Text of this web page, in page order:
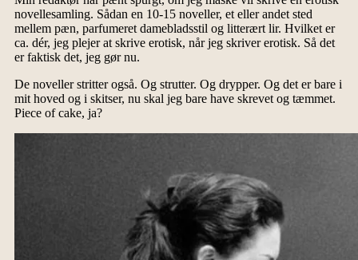
novellesamling. Sådan en 10-15 noveller, et eller andet sted
mellem pæn, parfumeret damebladsstil og litterært lir. Hvilket er
ca. dér, jeg plejer at skrive erotisk, når jeg skriver erotisk. Så det
er faktisk det, jeg gør nu.
De noveller stritter også. Og strutter. Og drypper. Og det er bare i
mit hoved og i skitser, nu skal jeg bare have skrevet og tæmmet.
Piece of cake, ja?